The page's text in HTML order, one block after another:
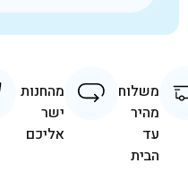
משלוח
מהיר
עד
הבית
מהחנות
ישר
אליכם